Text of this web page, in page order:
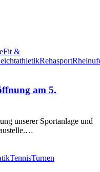
Fit &
Rehasport
am 5.
unserer Sportanlage und
TennisTurnen